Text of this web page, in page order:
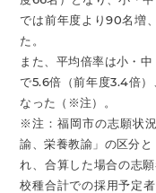
では前年度より90名増
た。
また、平均倍率は小・
で5.6倍（前年度3.4倍）
なった（※注）。
※注：福岡市の志願状
諭、栄養教諭」の区分
れ、合算した場合の志
校種合計での採用予定